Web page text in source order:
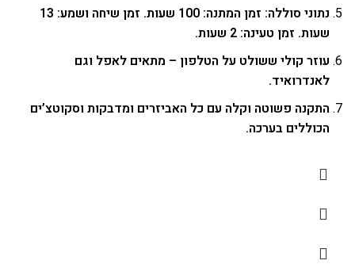
נתוני סוללה: זמן המתנה: 100 שעות. זמן שיחה ושמע: 13
שעות. זמן טעינה: 2 שעות.
עוזר קולי ששולט על הטלפון – מתאים לאפל וגם
לאנדרואיד.
התקנה פשוטה וקלה עם כל האביזרים ומדבקות וסקוטצ’ים
הכוללים בערכה.